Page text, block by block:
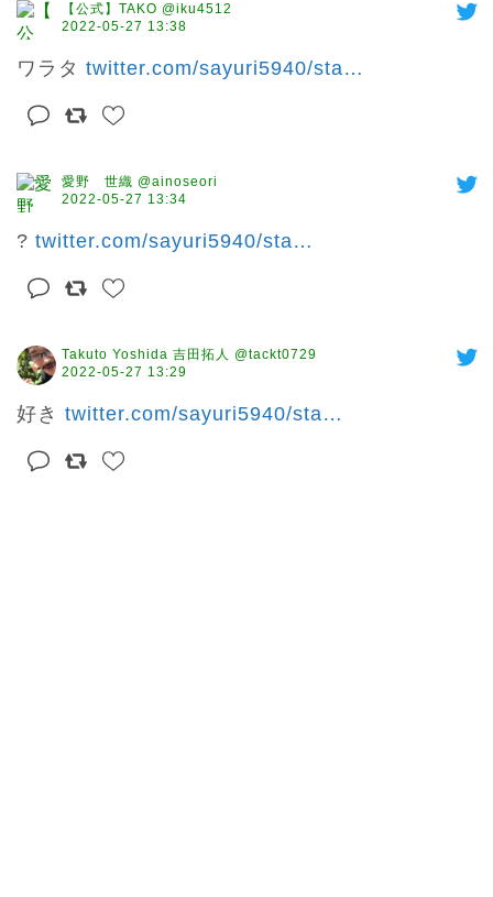
【公式】TAKO @iku4512
2022-05-27 13:38
ワラタ twitter.com/sayuri5940/sta…
愛野 世織 @ainoseori
2022-05-27 13:34
? twitter.com/sayuri5940/sta…
Takuto Yoshida 吉田拓人 @tackt0729
2022-05-27 13:29
好き twitter.com/sayuri5940/sta…